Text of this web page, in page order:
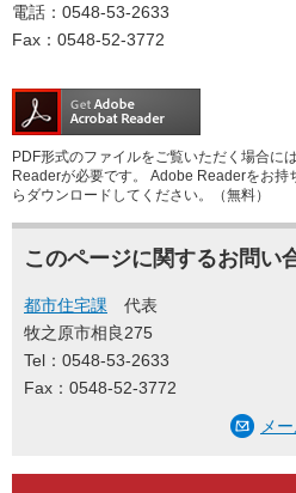
電話：0548-53-2633
Fax：0548-52-3772
PDF形式のファイルをご覧いただく場合に
Readerが必要です。
Adobe Readerをお持
らダウンロードしてください。（無料）
このページに関するお問い
都市住宅課
代表
牧之原市相良275
Tel：0548-53-2633
Fax：0548-52-3772
メ